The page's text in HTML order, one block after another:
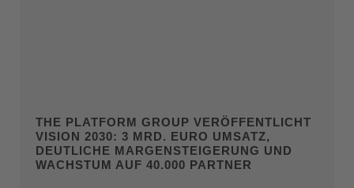
THE PLATFORM GROUP VERÖFFENTLICHT
VISION 2030: 3 MRD. EURO UMSATZ,
DEUTLICHE MARGENSTEIGERUNG UND
WACHSTUM AUF 40.000 PARTNER